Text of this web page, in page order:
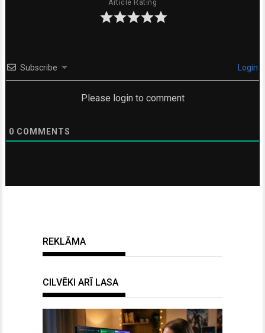
Article Rating
Subscribe Login
Please login to comment
0 COMMENTS
REKLĀMA
CILVĒKI ARĪ LASA